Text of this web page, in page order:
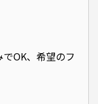
でOK、希望のフ